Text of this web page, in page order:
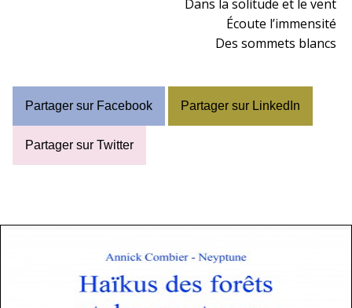
Dans la solitude et le vent
Écoute l’immensité
Des sommets blancs
Partager sur Facebook Partager sur LinkedIn
Partager sur Twitter